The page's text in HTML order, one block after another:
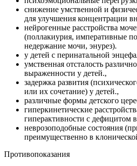
снижение умственной и
для улучшения концентрации
нейрогенные расстройства
(поллакиурия, императивные
недержание мочи, энурез).
у детей с перинатальной
умственная отсталость
выраженности у детей.,
задержка развития
или их сочетание) у детей.,
различные формы детского
гиперкинетические
гиперактивности с дефицитом
неврозоподобные состояния
преимущественно в
Противопоказания